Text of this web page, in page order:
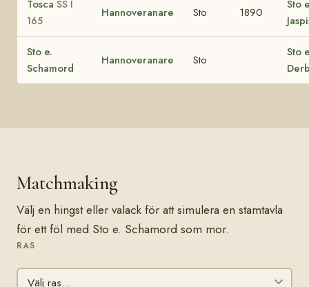
Tosca SS I
165
Hannoveranare Sto 1890
Sto
Sto e.
Schamord
Hannoveranare Sto
Sto
Matchmaking
Välj en hingst eller valack för att simulera en stamtavla
för ett föl med Sto e. Schamord som mor.
RAS